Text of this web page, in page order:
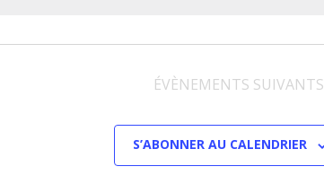
ÉVÈNEMENTS SUIVANTS
S’ABONNER AU CALENDRIER